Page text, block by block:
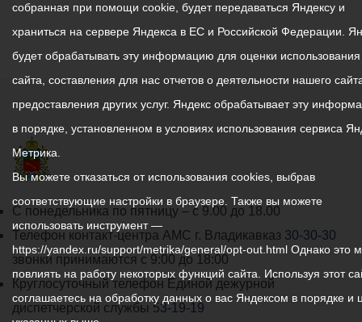
График
работы
администрации
местного
самоуправления
С понедельника по пятницу – с 9.00 до 18.00
Телефон контакт-центра АМС г. Владикавказ 30-30-30
звонки принимаются с 9:00 до 18:00
Круглосуточный телефон Единой дежурной
диспетчерской службы 53-19-19
собранная при помощи cookie, будет передаваться Яндексу и
храниться на сервере Яндекса в ЕС и Российской Федерации.
будет обрабатывать эту информацию для оценки
сайта, составления для нас отчетов о деятельности нашего
предоставления других услуг. Яндекс обрабатывает эту
в порядке, установленном в условиях использования сервиса
Метрика.
Вы можете отказаться от использования cookies, выбрав
соответствующие настройки в браузере. Также вы можете
использовать инструмент —
https://yandex.ru/support/metrika/general/opt-out.html Однако это
повлиять на работу некоторых функций сайта. Используя этот
соглашаетесь на обработку данных о вас Яндексом в порядке и